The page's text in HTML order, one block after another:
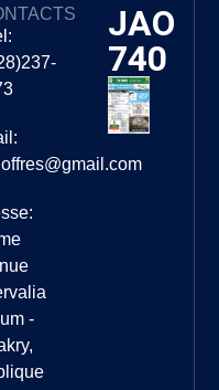
-
JAO
740